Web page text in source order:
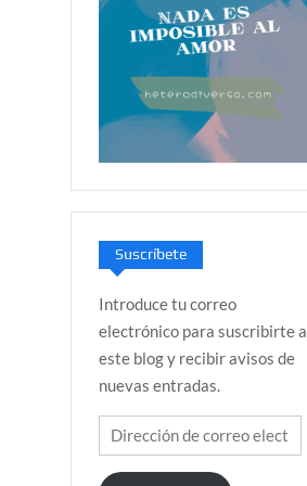
Suscríbete
Introduce tu correo
electrónico para suscribirte a
este blog y recibir avisos de
nuevas entradas.
Dirección
de
correo